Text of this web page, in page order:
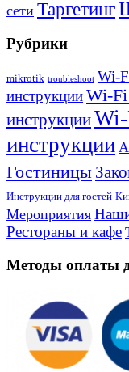
сети Таргетинг
Рубрики
mikrotik troubleshoot Wi-
инструкцииWi-
инструкцииWi-
инструкции
Гостиницы
Инструкции для гостей
Мероприятия
Рестораны и кафе
Методы